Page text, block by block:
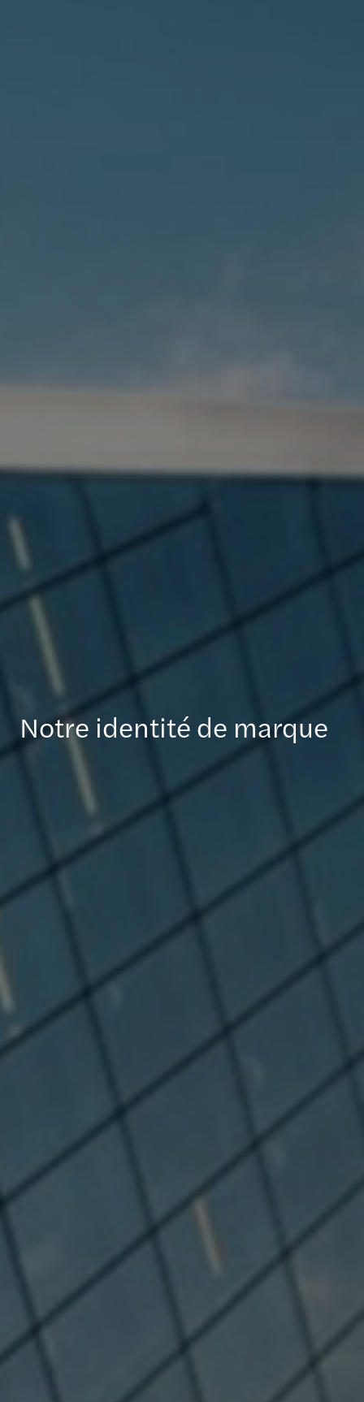
Notre identité de marque